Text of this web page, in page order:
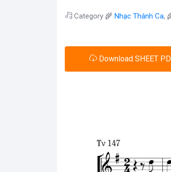
Category 🌾 Nhạc Thánh Ca,
Download SHEET